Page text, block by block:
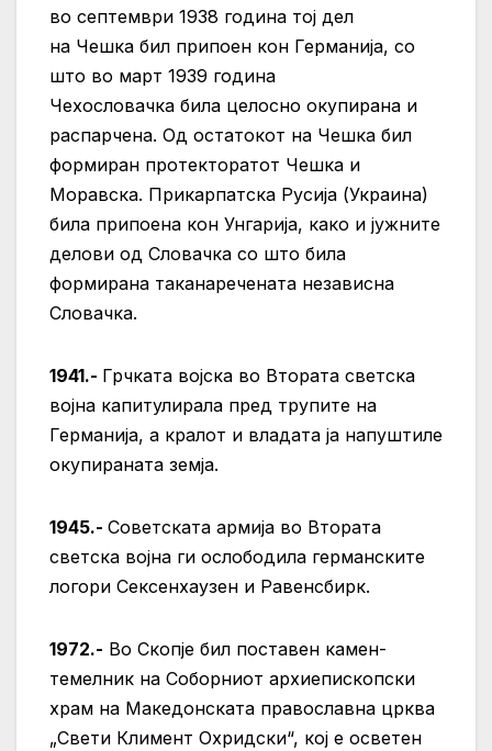
во септември 1938 година тој дел
на Чешка бил припоен кон Германија, со
што во март 1939 година
Чехословачка била целосно окупирана и
распарчена. Од остатокот на Чешка бил
формиран протекторатот Чешка и
Моравска. Прикарпатска Русија (Украина)
била припоена кон Унгарија, како и јужните
делови од Словачка со што била
формирана таканаречената независна
Словачка.
1941.- Грчката војска во Втората светска
војна капитулирала пред трупите на
Германија, а кралот и владата ја напуштиле
окупираната земја.
1945.- Советската армија во Втората
светска војна ги ослободила германските
логори Сексенхаузен и Равенсбирк.
1972.- Во Скопје бил поставен камен-
темелник на Соборниот архиепископски
храм на Македонската православна црква
„Свети Климент Охридски“, кој е осветен